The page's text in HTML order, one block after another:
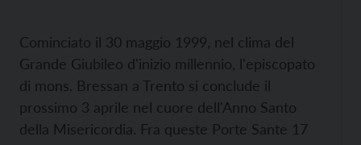
Cominciato il 30 maggio 1999, nel clima del
Grande Giubileo d'inizio millennio, l'episcopato
di mons. Bressan a Trento si conclude il
prossimo 3 aprile nel cuore dell'Anno Santo
della Misericordia. Fra queste Porte Sante 17